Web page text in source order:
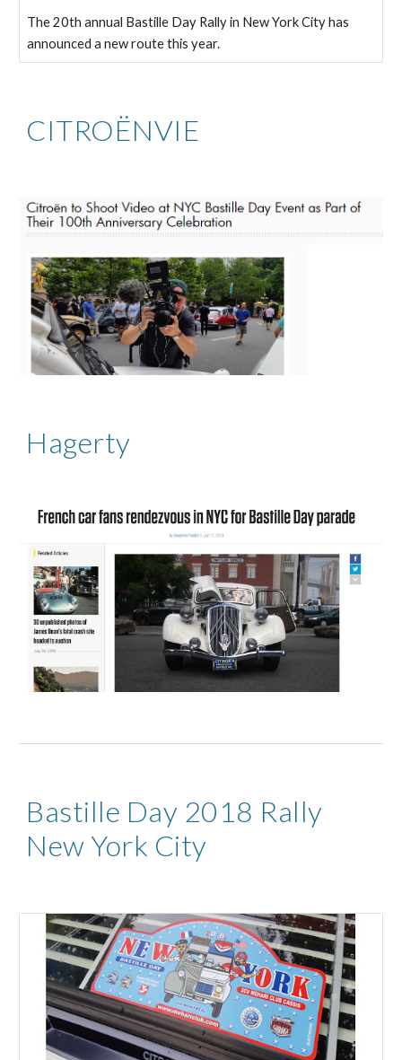
The 20th annual Bastille Day Rally in New York City has
announced a new route this year.
CITROËNVIE
Hagerty
Bastille Day 2018 Rally
New York City